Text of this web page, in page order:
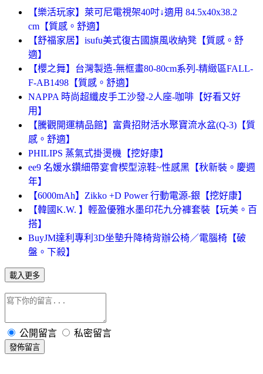
【樂活玩家】萊可尼電視架40吋↓適用 84.5x40x38.2
cm【質感。舒適】
【舒福家居】isufu美式復古國旗風收納凳【質感。舒
適】
【櫻之舞】台灣製造-無框畫80-80cm系列-精緻區FALL-
F-AB1498【質感。舒適】
NAPPA 時尚超纖皮手工沙發-2人座-咖啡【好看又好
用】
【騰觀開運精品館】富貴招財活水聚寶流水盆(Q-3)【質
感。舒適】
PHILIPS 蒸氣式掛燙機【挖好康】
ee9 名媛水鑽細帶宴會楔型涼鞋~性感黑【秋新裝。慶週
年】
【6000mAh】Zikko +D Power 行動電源-銀【挖好康】
【韓國K.W. 】輕盈優雅水墨印花九分褲套裝【玩美。百
搭】
BuyJM達利專利3D坐墊升降椅背辦公椅／電腦椅【破
盤。下殺】
載入更多
公開留言 私密留言
發佈留言